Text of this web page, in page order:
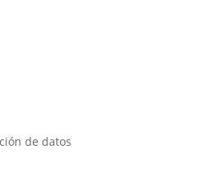
de datos